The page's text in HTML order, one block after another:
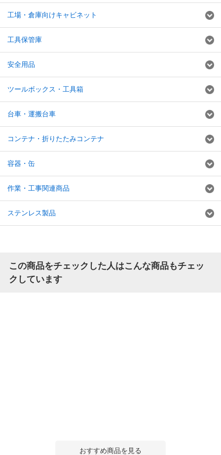
工場・倉庫向けキャビネット
工具保管庫
安全用品
ツールボックス・工具箱
台車・運搬台車
コンテナ・折りたたみコンテナ
容器・缶
作業・工事関連商品
ステンレス製品
この商品をチェックした人はこんな商品もチェッ
クしています
おすすめ商品を見る